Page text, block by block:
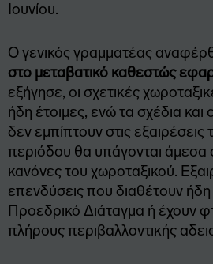
Ιουνίου.
Ο γενικός γραμματέας
στο μεταβατικό καθεστώς
εξήγησε, οι σχετικές
ήδη έτοιμες, ενώ τα σχέδια και
δεν εμπίπτουν στις εξαιρέσεις
περιόδου θα υπάγονται άμεσα
κανόνες του χωροταξικού.
επενδύσεις που διαθέτουν ήδη
Προεδρικό Διάταγμα ή έχουν
πλήρους περιβαλλοντικής